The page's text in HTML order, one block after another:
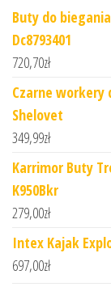
Buty do
Dc8793401
720,70zł
Czarne
Shelovet
349,99zł
Karrimor Buty
K950Bkr
279,00zł
Intex Kajak
697,00zł